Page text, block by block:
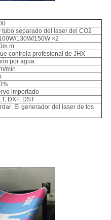
tubo separado del laser del CO2
130W/150W ×2
m
controla profesional de JHX
por agua
min
importado
DXF, DST
El generador del laser de los
Maual